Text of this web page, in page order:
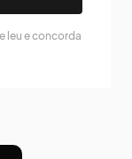
leu e concorda